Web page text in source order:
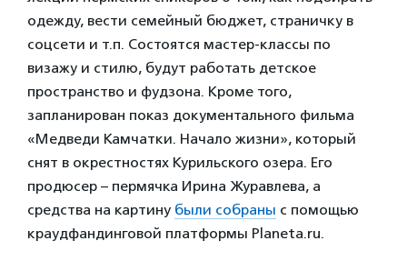
одежду, вести семейный бюджет, страничку в
соцсети и т.п. Состоятся мастер-классы по
визажу и стилю, будут работать детское
пространство и фудзона. Кроме того,
запланирован показ документального фильма
«Медведи Камчатки. Начало жизни», который
снят в окрестностях Курильского озера. Его
продюсер – пермячка Ирина Журавлева, а
средства на картину были собраны с помощью
краудфандинговой платформы Planeta.ru.